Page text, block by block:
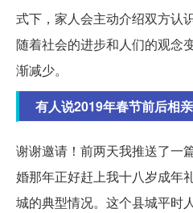
式下，家人会主动介绍双方认
随着社会的进步和人们的观念
渐减少。
有人说2019年春节前后相
谢谢邀请！前两天我推送了一
婚那年正好赶上我十八岁成年
城的典型情况。这个县城平时